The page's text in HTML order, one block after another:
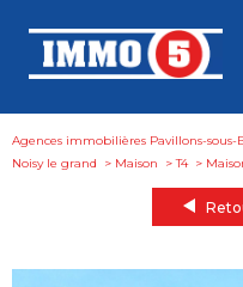
Agences immobilières Pavillons-sous-
Noisy le grand
Maison T4